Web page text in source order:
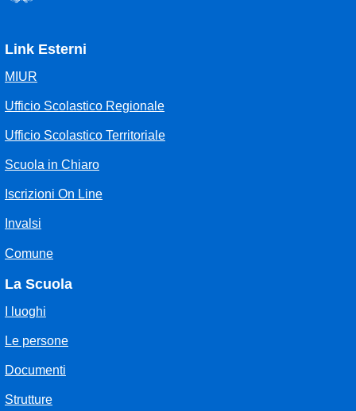
Link Esterni
MIUR
Ufficio Scolastico Regionale
Ufficio Scolastico Territoriale
Scuola in Chiaro
Iscrizioni On Line
Invalsi
Comune
La Scuola
I luoghi
Le persone
Documenti
Strutture